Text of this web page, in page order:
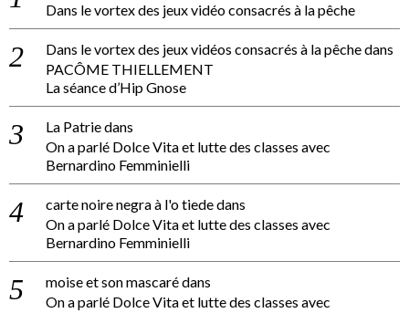
Dans le vortex des jeux vidéo consacrés à la pêche
Dans le vortex des jeux vidéos consacrés à la pêchedans
PACÔME THIELLEMENT
La séance d’Hip Gnose
La Patriedans
On a parlé Dolce Vita et lutte des classes avec
Bernardino Femminielli
carte noire negra à l'o tiededans
On a parlé Dolce Vita et lutte des classes avec
Bernardino Femminielli
moise et son mascarédans
On a parlé Dolce Vita et lutte des classes avec